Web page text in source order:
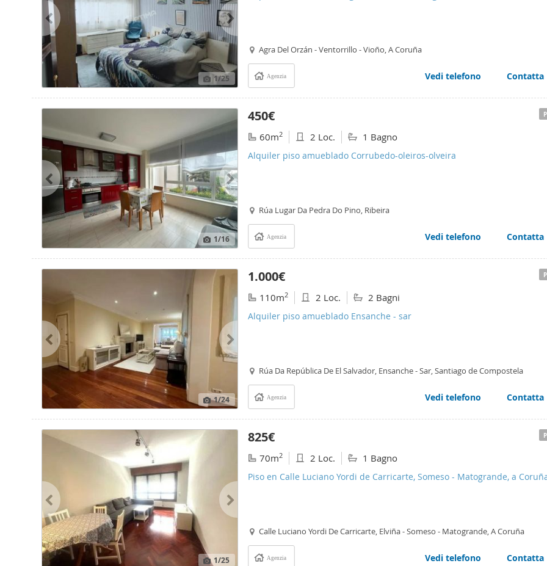
1/25
Agra Del Orzán - Ventorrillo - Vioño, A Coruña
Agenzia Vedi telefono Contatta
1/16
450€
60m2 2 Loc. 1 Bagno
Alquiler piso amueblado Corrubedo-oleiros-olveira
Rúa Lugar Da Pedra Do Pino, Ribeira
Agenzia Vedi telefono Contatta
1/24
1.000€
110m2 2 Loc. 2 Bagni
Alquiler piso amueblado Ensanche - sar
Rúa Da República De El Salvador, Ensanche - Sar, Santiago de Compostela
Agenzia Vedi telefono Contatta
1/25
825€
70m2 2 Loc. 1 Bagno
Piso en Calle Luciano Yordi de Carricarte, Someso - Matogrande, a
Calle Luciano Yordi De Carricarte, Elviña - Someso - Matogrande, A Coruña
Agenzia Vedi telefono Contatta